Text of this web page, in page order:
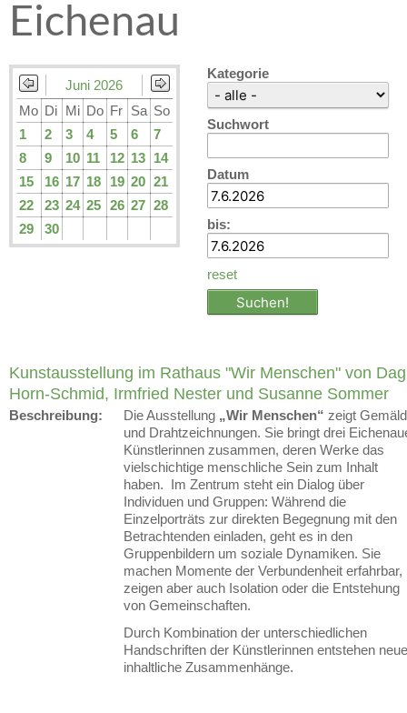
Eichenau
Juni 2026
Mo Di Mi Do Fr Sa So
1
2 3 4 5 6
7
8
9 10 11 12 13 14
15
16 17 18 19 20 21
22
23 24 25 26 27 28
29
30
Kategorie
Suchwort
Datum
bis:
reset
Kunstausstellung im Rathaus "Wir Menschen" von
Horn-Schmid, Irmfried Nester und Susanne Sommer
Beschreibung: Die Ausstellung „Wir Menschen“ zeigt
und Drahtzeichnungen. Sie bringt drei
Künstlerinnen zusammen, deren Werke das
vielschichtige menschliche Sein zum Inhalt
haben. Im Zentrum steht ein Dialog über
Individuen und Gruppen: Während die
Einzelporträts zur direkten Begegnung mit den
Betrachtenden einladen, geht es in den
Gruppenbildern um soziale Dynamiken. Sie
machen Momente der Verbundenheit erfahrbar,
zeigen aber auch Isolation oder die Entstehung
von Gemeinschaften.
Durch Kombination der unterschiedlichen
Handschriften der Künstlerinnen entstehen neue
inhaltliche Zusammenhänge.